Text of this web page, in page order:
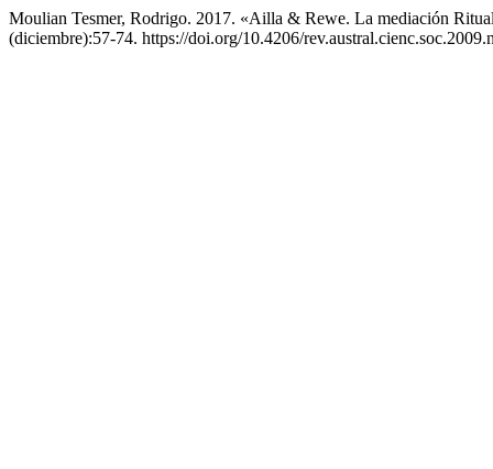
Moulian Tesmer, Rodrigo. 2017. «Ailla & Rewe. La mediación
(diciembre):57-74. https://doi.org/10.4206/